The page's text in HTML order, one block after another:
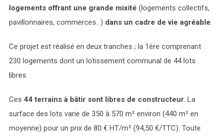
logements offrant une grande mixité (logements collectifs,
pavillonnaires, commerces…) dans un cadre de vie agréable.
Ce projet est réalisé en deux tranches ; la 1ère comprenant
230 logements dont un lotissement communal de 44 lots
libres.
Ces 44 terrains à bâtir sont libres de constructeur. La
surface des lots varie de 350 à 570 m² environ (440 m² en
moyenne) pour un prix de 80 € HT/m² (94,50 €/TTC). Toute